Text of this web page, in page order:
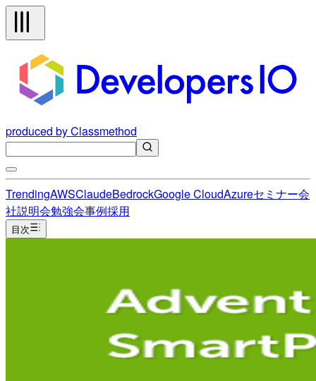
produced by Classmethod
TrendingAWSClaudeBedrockGoogle CloudAzureセミナー会
社説明会勉強会事例採用
目次